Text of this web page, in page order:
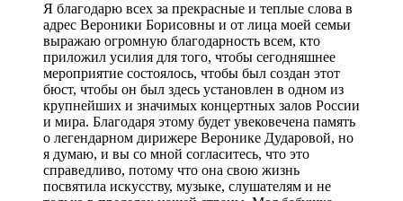
Я благодарю всех за прекрасные и теплые слова в
адрес Вероники Борисовны и от лица моей семьи
выражаю огромную благодарность всем, кто
приложил усилия для того, чтобы сегодняшнее
мероприятие состоялось, чтобы был создан этот
бюст, чтобы он был здесь установлен в одном из
крупнейших и значимых концертных залов России
и мира. Благодаря этому будет увековечена память
о легендарном дирижере Веронике Дударовой, но
я думаю, и вы со мной согласитесь, что это
справедливо, потому что она свою жизнь
посвятила искусству, музыке, слушателям и не